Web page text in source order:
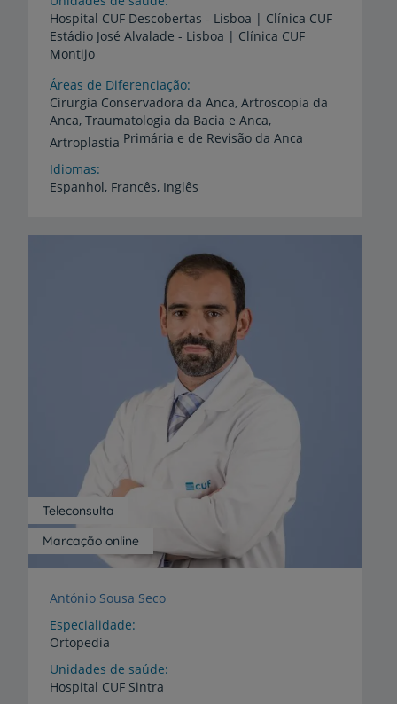
Hospital CUF Descobertas - Lisboa | Clínica CUF
Estádio José Alvalade - Lisboa | Clínica CUF
Montijo
Áreas de Diferenciação
Cirurgia Conservadora da Anca, Artroscopia da
Anca, Traumatologia da Bacia e Anca,
Artroplastia Primária e de Revisão da Anca
Idiomas
Espanhol, Francês, Inglês
Marcação online
Teleconsulta
António Sousa Seco
Especialidade
Ortopedia
Unidades de saúde
Hospital CUF Sintra